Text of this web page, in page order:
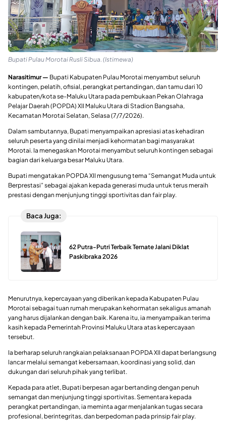
Bupati Pulau Morotai Rusli Sibua. (Istimewa)
Narasitimur — Bupati Kabupaten Pulau Morotai menyambut seluruh
kontingen, pelatih, ofisial, perangkat pertandingan, dan tamu dari 10
kabupaten/kota se-Maluku Utara pada pembukaan Pekan Olahraga
Pelajar Daerah (POPDA) XII Maluku Utara di Stadion Bangsaha,
Kecamatan Morotai Selatan, Selasa (7/7/2026).
Dalam sambutannya, Bupati menyampaikan apresiasi atas kehadiran
seluruh peserta yang dinilai menjadi kehormatan bagi masyarakat
Morotai. Ia menegaskan Morotai menyambut seluruh kontingen sebagai
bagian dari keluarga besar Maluku Utara.
Bupati mengatakan POPDA XII mengusung tema “Semangat Muda untuk
Berprestasi” sebagai ajakan kepada generasi muda untuk terus meraih
prestasi dengan menjunjung tinggi sportivitas dan fair play.
Baca Juga:
62 Putra-Putri Terbaik Ternate Jalani Diklat
Paskibraka 2026
Menurutnya, kepercayaan yang diberikan kepada Kabupaten Pulau
Morotai sebagai tuan rumah merupakan kehormatan sekaligus amanah
yang harus dijalankan dengan baik. Karena itu, ia menyampaikan terima
kasih kepada Pemerintah Provinsi Maluku Utara atas kepercayaan
tersebut.
Ia berharap seluruh rangkaian pelaksanaan POPDA XII dapat berlangsung
lancar melalui semangat kebersamaan, koordinasi yang solid, dan
dukungan dari seluruh pihak yang terlibat.
Kepada para atlet, Bupati berpesan agar bertanding dengan penuh
semangat dan menjunjung tinggi sportivitas. Sementara kepada
perangkat pertandingan, ia meminta agar menjalankan tugas secara
profesional, berintegritas, dan berpedoman pada prinsip fair play.